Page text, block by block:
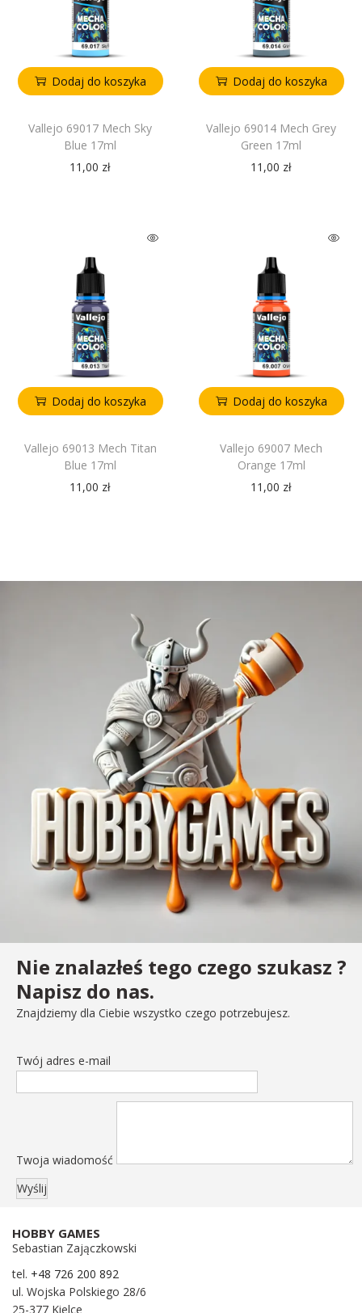
Dodaj do koszyka
Vallejo 69017 Mech Sky
Blue 17ml
11,00 zł
Dodaj do koszyka
Vallejo 69014 Mech Grey
Green 17ml
11,00 zł
Dodaj do koszyka
Vallejo 69013 Mech Titan
Blue 17ml
11,00 zł
Dodaj do koszyka
Vallejo 69007 Mech
Orange 17ml
11,00 zł
Nie znalazłeś tego czego szukasz ?
Napisz do nas.
Znajdziemy dla Ciebie wszystko czego potrzebujesz.
Twój adres e-mail
Twoja wiadomość
HOBBY GAMES
Sebastian Zajączkowski
tel. +48 726 200 892
ul. Wojska Polskiego 28/6
25-377 Kielce